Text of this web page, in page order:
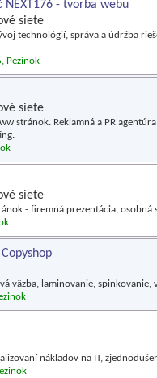
NEXT176 - tvorba webu
siete
technológií, správa a údržba
Pezinok
siete
stránok. Reklamná a PR
siete
- firemná prezentácia,
väzba, laminovanie,
nákladov na IT,